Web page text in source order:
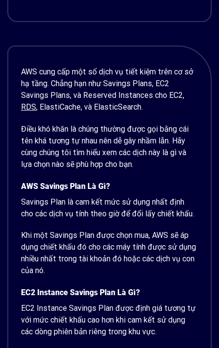
AWS cung cấp một số dịch vụ tiết kiệm trên cơ sở
hạ tầng. Chẳng hạn như Savings Plans, EC2
Savings Plans, và Reserved Instances cho EC2,
RDS, ElastiCache, và ElasticSearch.
Điều khó khăn là chúng thường được gọi bằng cái
tên khá tương tự nhau nên dễ gây nhầm lẫn. Hãy
cùng chúng tôi tìm hiểu xem các dịch này là gì và
lựa chọn nào sẽ phù hợp cho bạn.
AWS Savings Plan Là Gì?
Savings Plan là cam kết mức sử dụng nhất định
cho các dịch vụ tính theo giờ để đổi lấy chiết khấu.
Khi một Savings Plan được chọn mua, AWS sẽ áp
dụng chiết khấu đó cho các máy tính được sử dụng
nhiều nhất trong tài khoản đó hoặc các dịch vụ con
của nó.
EC2 Instance Savings Plan Là Gì?
EC2 Instance Savings Plan được định giá tương tự
với mức chiết khấu cao hơn khi cam kết sử dụng
các dòng phiên bản riêng trong khu vực.